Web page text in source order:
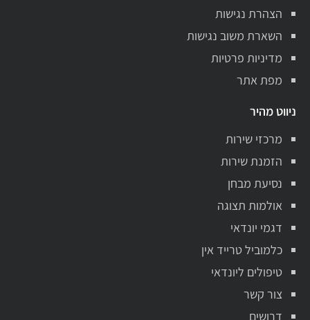
הצהרת נגישות
השארת משוב נגישות
מדיניות פרטיות
מפת אתר
ניווט מהיר
מרכזי שירות
הזמנת שירות
נסיעת מבחן
אולמות תצוגה
דגמי יונדאי
כלמוביל טרייד אין
טיפולים ליונדאי
צור קשר
דרושים